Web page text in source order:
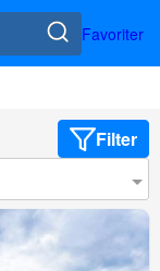
Favoriter
Filter